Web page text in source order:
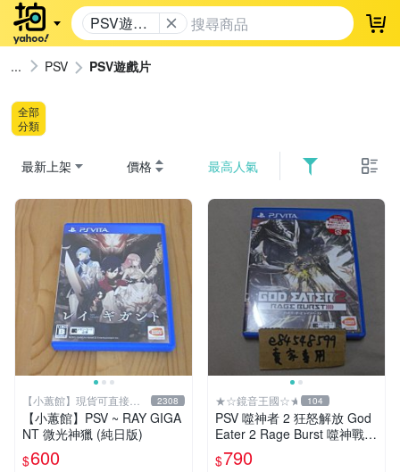
PSV遊戲
片
登
PSV PSV遊戲片
全部
分類
最新上架 價格 最高人氣
【小蕙館】現貨可直接下
標
2308
【小蕙館】PSV ~ RAY GIGA
NT 微光神獵 (純日版)
$600
★☆鏡音王國☆★ 104
PSV 噬神者 2 狂怒解放 God
Eater 2 Rage Burst 噬神戰士
2 純日版 二手良品
$790